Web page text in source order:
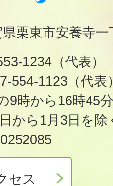
栗東市安養寺
1234（代表）
554-1123（代表
9時から16時45分
から1月3日を除
セス